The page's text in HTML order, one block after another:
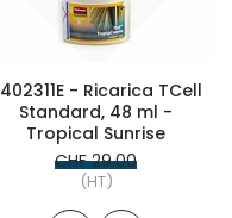
- Ricarica TCell
Standard, 48 ml -
Tropical Sunrise
CHF 29.00
(HT)